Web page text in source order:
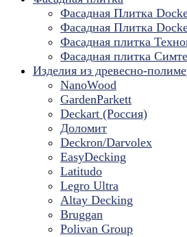
Фасадная Плитка
Фасадная Плитка
Фасадная плитка
Фасадная плитка
Изделия из древесно-
NanoWood
GardenParkett
Deckart (Россия)
Доломит
Deckron/Darvolex
EasyDecking
Latitudo
Legro Ultra
Altay Decking
Bruggan
Polivan Group